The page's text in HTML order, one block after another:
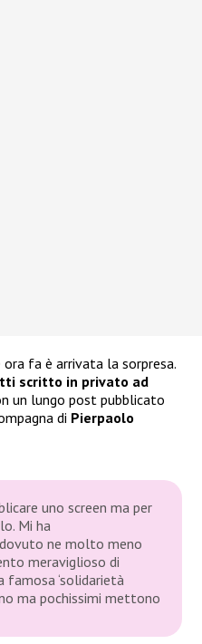
ora fa è arrivata la sorpresa.
scritto in privato ad
un lungo post pubblicato
di Pierpaolo
uno screen ma per
Mi ha
ne molto meno
meraviglioso di
‘solidarietà
ma pochissimi mettono